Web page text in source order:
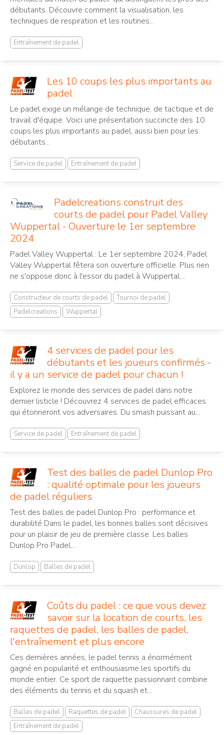
débutants. Découvre comment la visualisation, les
techniques de respiration et les routines...
Entraînement de padel
Les 10 coups les plus importants au
padel
Le padel exige un mélange de technique, de tactique et de
travail d'équipe. Voici une présentation succincte des 10
coups les plus importants au padel, aussi bien pour les
débutants...
Service de padel Entraînement de padel
Padelcreations construit des
courts de padel pour Padel Valley
Wuppertal - Ouverture le 1er septembre
2024
Padel Valley Wuppertal : Le 1er septembre 2024, Padel
Valley Wuppertal fêtera son ouverture officielle. Plus rien
ne s'oppose donc à l'essor du padel à Wuppertal....
Constructeur de courts de padel
Tournoi de padel
Padelcreations
Wuppertal
4 services de padel pour les
débutants et les joueurs confirmés -
il y a un service de padel pour chacun !
Explorez le monde des services de padel dans notre
dernier listicle ! Découvrez 4 services de padel efficaces
qui étonneront vos adversaires. Du smash puissant au...
Service de padel Entraînement de padel
Test des balles de padel Dunlop Pro
: qualité optimale pour les joueurs
de padel réguliers
Test des balles de padel Dunlop Pro : performance et
durabilité Dans le padel, les bonnes balles sont décisives
pour un plaisir de jeu de première classe. Les balles
Dunlop Pro Padel...
Dunlop Balles de padel
Coûts du padel : ce que vous devez
savoir sur la location de courts, les
raquettes de padel, les balles de padel,
l'entraînement et plus encore
Ces dernières années, le padel tennis a énormément
gagné en popularité et enthousiasme les sportifs du
monde entier. Ce sport de raquette passionnant combine
des éléments du tennis et du squash et...
Balles de padel Raquettes de padel
Chaussures de padel
Entraînement de padel